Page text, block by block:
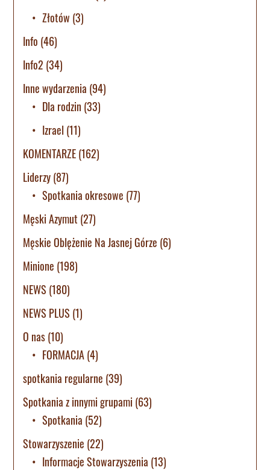
Złotów (3)
Info (46)
Info2 (34)
Inne wydarzenia (94)
Dla rodzin (33)
Izrael (11)
KOMENTARZE(162)
Liderzy(87)
Spotkania okresowe (77)
Męski Azymut (27)
Męskie Oblężenie Na Jasnej Górze (6)
Minione (198)
NEWS (180)
NEWS PLUS (1)
O nas(10)
FORMACJA(4)
spotkania regularne (39)
Spotkania z innymi grupami (63)
Spotkania (52)
Stowarzyszenie (22)
Informacje Stowarzyszenia (13)